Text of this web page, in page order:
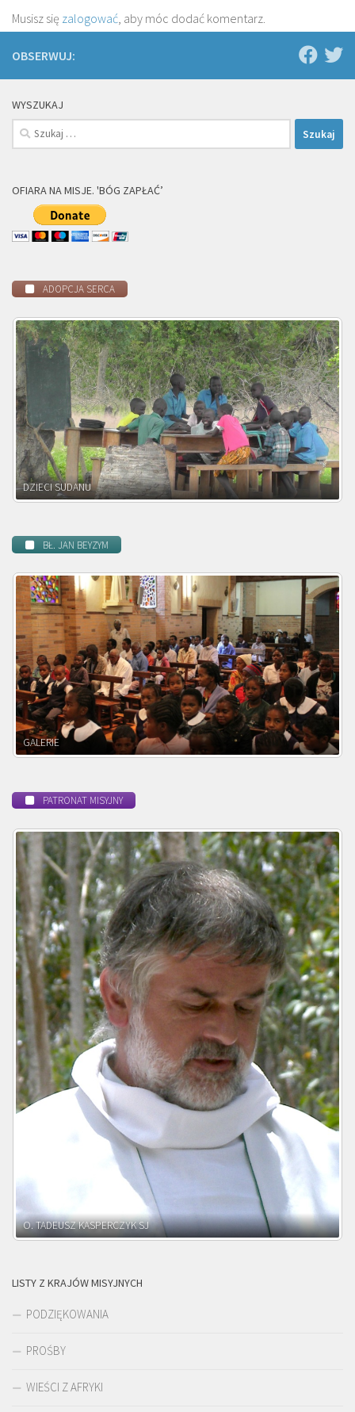
Musisz się zalogować, aby móc dodać komentarz.
OBSERWUJ:
WYSZUKAJ
Szukaj:
OFIARA NA MISJE. 'BÓG ZAPŁAĆ’
ADOPCJA SERCA
DZIECI ZAMBII
BŁ. JAN BEYZYM
POWOŁANIE MISYJNE
PATRONAT MISYJNY
O. ADNRZEJ LEŚNIARA SJ
LISTY Z KRAJÓW MISYJNYCH
PODZIĘKOWANIA
PROŚBY
WIEŚCI Z AFRYKI